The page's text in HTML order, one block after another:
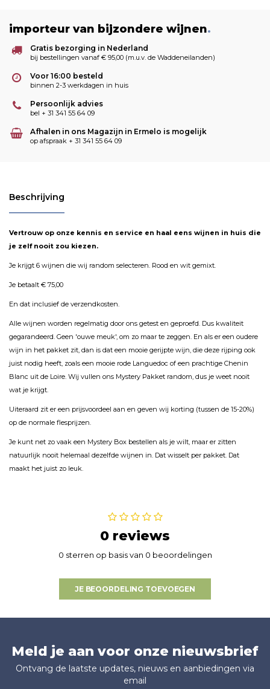
importeur van bijzondere wijnen.
Gratis bezorging in Nederland
bij bestellingen vanaf € 95,00 (m.u.v. de Waddeneilanden)
Voor 16:00 besteld
binnen 2-3 werkdagen in huis
Persoonlijk advies
bel + 31 341 55 64 09
Afhalen in ons Magazijn in Ermelo is mogelijk
op afspraak + 31 341 55 64 09
Beschrijving
Vertrouw op onze kennis en service en haal eens wijnen in huis die
je zelf nooit zou kiezen.
Je krijgt 6 wijnen die wij random selecteren. Rood en wit gemixt.
Je betaalt € 75,00
En dat inclusief de verzendkosten.
Alle wijnen worden regelmatig door ons getest en geproefd. Dus kwaliteit
gegarandeerd. Geen 'ouwe meuk', om zo maar te zeggen. En als er een oudere
wijn in het pakket zit, dan is dat een mooie gerijpte wijn, die deze rijping ook
juist nodig heeft, zoals een mooie rode Languedoc of een prachtige Chenin
Blanc uit de Loire. Wij vullen ons Mystery Pakket random, dus je weet nooit
wat je krijgt.
Uiteraard zit er een prijsvoordeel aan en geven wij korting (tussen de 15-20%)
op de normale flesprijzen.
Je kunt net zo vaak een Mystery Box bestellen als je wilt, maar er zitten
natuurlijk nooit helemaal dezelfde wijnen in. Dat wisselt per pakket. Dat
maakt het juist zo leuk.
0 reviews
0 sterren op basis van 0 beoordelingen
JE BEOORDELING TOEVOEGEN
Meld je aan voor onze nieuwsbrief
Ontvang de laatste updates, nieuws en aanbiedingen via
email